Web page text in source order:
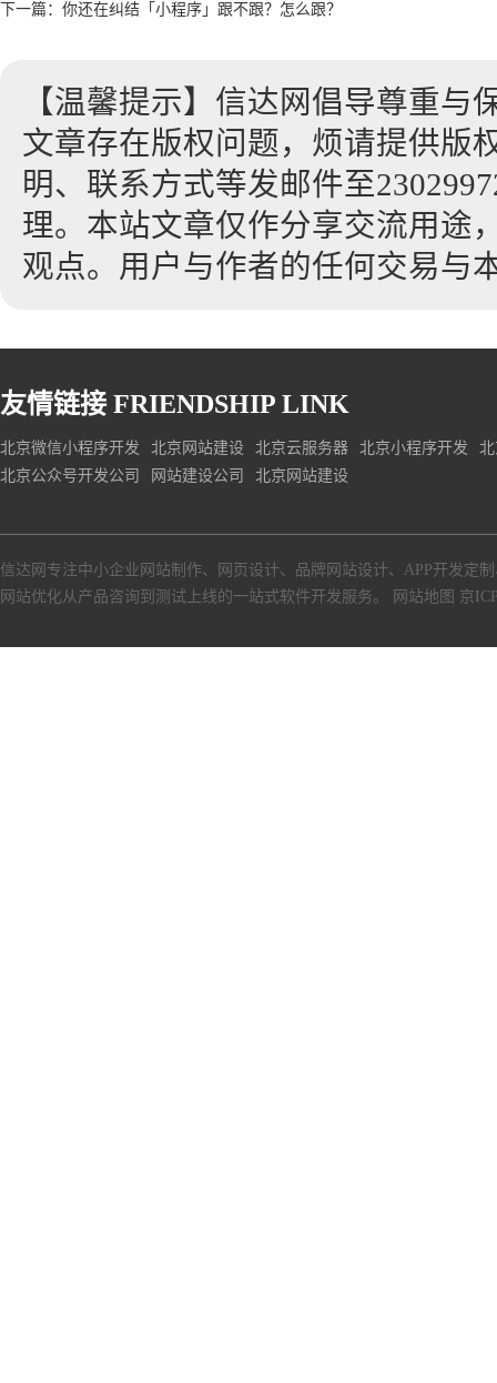
下一篇： 你还在纠结「小程序」跟不跟？怎么跟？
【温馨提示】信达网倡导尊重与
文章存在版权问题，烦请提供版
明、联系方式等发邮件至
理。本站文章仅作分享交流用途
观点。用户与作者的任何交易与
友情链接 FRIENDSHIP LINK
北京微信小程序开发 北京网站建设 北京云服务器 北京小程序开发
北京公众号开发公司
网站建设公司 北京网站建设
信达网专注中小企业网站制作、 网页设计、 品牌网站设计、 APP开发定制
网站优化从产品咨询到测试上线的一站式软件开发服务。
网站地图 京